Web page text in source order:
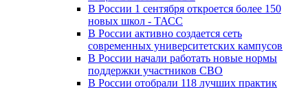
В России 1 сентября откроется более 150
новых школ - ТАСС
В России активно создается сеть
современных университетских кампусов
В России начали работать новые нормы
поддержки участников СВО
В России отобрали 118 лучших практик